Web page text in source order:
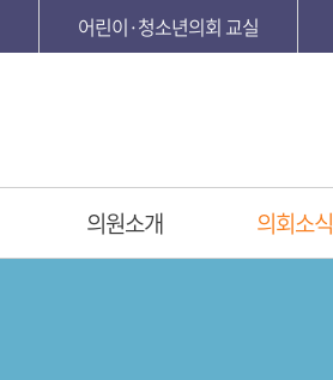
어린이·청소년의회 교실
의원소개 의회소식